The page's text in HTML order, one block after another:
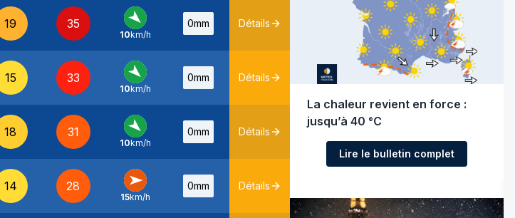
19 35
NO -
10km/h
0mm Détails
15 33
NO -
10km/h
0mm Détails
18 31
NO -
10km/h
0mm Détails
14 28
O -
15km/h
0mm Détails
La chaleur revient en force :
jusqu’à 40 °C
Lire le bulletin complet